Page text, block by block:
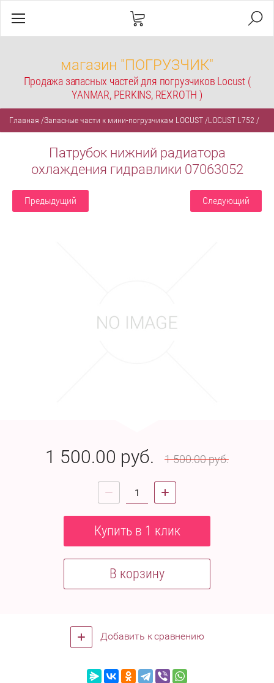
магазин "ПОГРУЗЧИК"
Продажа запасных частей для погрузчиков Locust (
YANMAR, PERKINS, REXROTH )
Главная /Запасные части к мини-погрузчикам LOCUST /LOCUST L752 /
Патрубок нижний радиатора
охлаждения гидравлики 07063052
Предыдущий Следующий
1 500.00 руб. 1 500.00руб.
Купить в 1 клик
В корзину
Добавить к сравнению